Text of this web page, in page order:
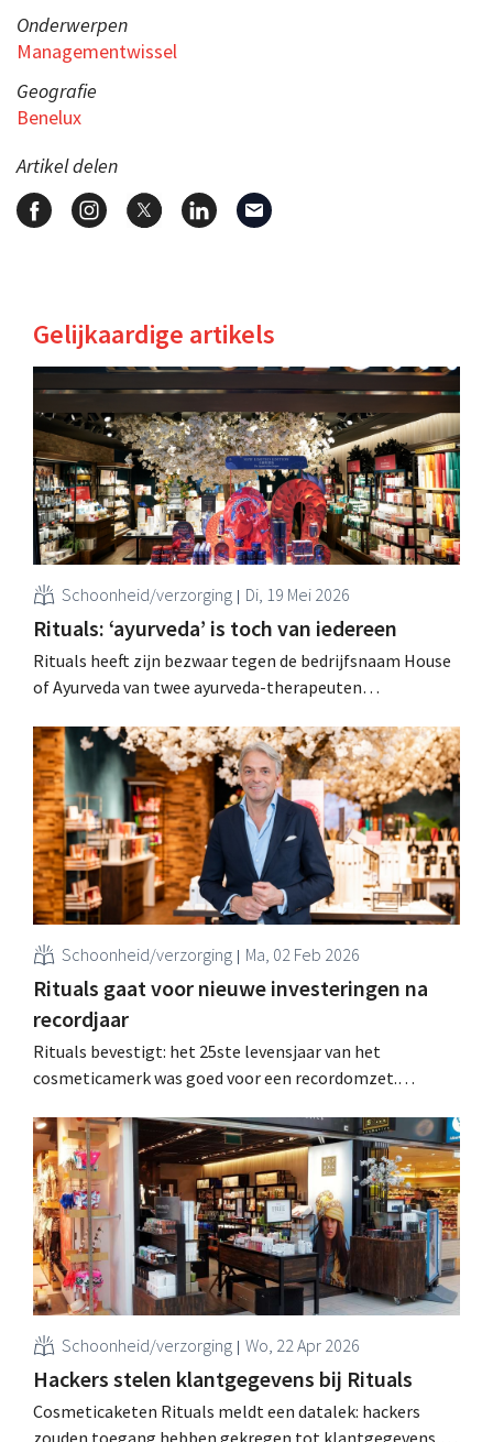
Onderwerpen
Managementwissel
Geografie
Benelux
Artikel delen
Gelijkaardige artikels
Schoonheid/verzorging Di, 19 Mei 2026
Rituals: ‘ayurveda’ is toch van iedereen
Rituals heeft zijn bezwaar tegen de bedrijfsnaam House
of Ayurveda van twee ayurveda-therapeuten
veel leek op hun eigen merken, maar kreeg zelf de wind
van voren. .
Schoonheid/verzorging Ma, 02 Feb 2026
Rituals gaat voor nieuwe investeringen na
recordjaar
Rituals bevestigt: het 25ste levensjaar van het
cosmeticamerk was goed voor een recordomzet.
2026 plant de keten verdere investeringen in Aziatische
expansie en winkelrenovaties. .
Schoonheid/verzorging Wo, 22 Apr 2026
Hackers stelen klantgegevens bij Rituals
Cosmeticaketen Rituals meldt een datalek: hackers